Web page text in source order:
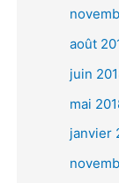
août
juin
mai
janvier